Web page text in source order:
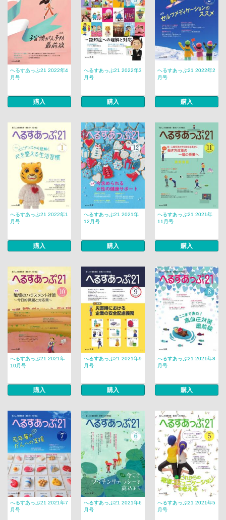
へるすあっぷ21 2022年4
月号
購入
へるすあっぷ21 2022年3
月号
購入
へるすあっぷ21 2022年2
月号
購入
へるすあっぷ21 2022年1
月号
購入
へるすあっぷ21 2021年
12月号
購入
へるすあっぷ21 2021年
11月号
購入
へるすあっぷ21 2021年
10月号
購入
へるすあっぷ21 2021年9
月号
購入
へるすあっぷ21 2021年8
月号
購入
へるすあっぷ21 2021年7
月号
へるすあっぷ21 2021年6
月号
へるすあっぷ21 2021年5
月号